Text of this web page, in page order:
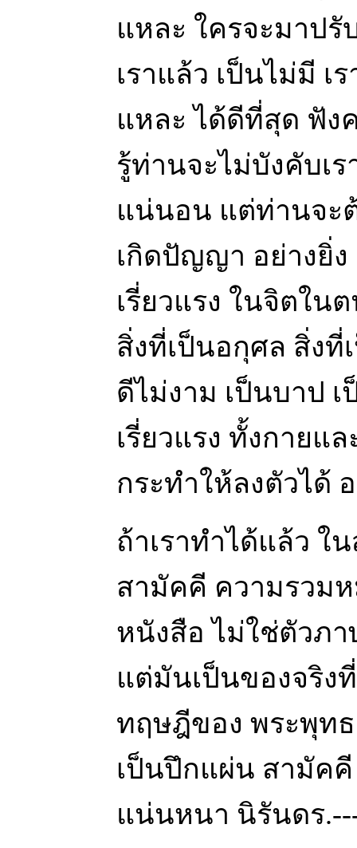
แหละ ใครจะมาปรั
เราแล้ว เป็นไม่มี เ
แหละ ได้ดีที่สุด ฟั
รู้ท่านจะไม่บังคับเร
แน่นอน แต่ท่านจะ
เกิดปัญญา อย่างยิ่ง
เรี่ยวแรง ในจิตใน
สิ่งที่เป็นอกุศล สิ่งที่
ดีไม่งาม เป็นบาป เ
เรี่ยวแรง ทั้งกาย
กระทำให้ลงตัวได้
ถ้าเราทำได้แล้ว ใ
สามัคคี ความรวม
หนังสือ ไม่ใช่ตัวภ
แต่มันเป็นของจริง
ทฤษฎีของ พระพุทธ
เป็นปึกแผ่น สามัค
แน่นหนา นิรันดร